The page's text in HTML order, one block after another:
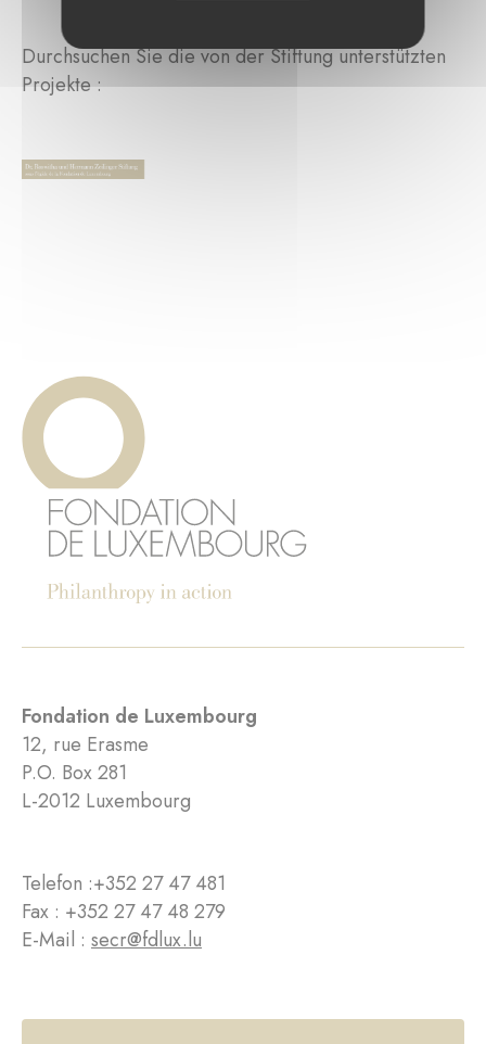
Durchsuchen Sie die von der Stiftung unterstützten
Projekte :
Fondation de Luxembourg
12, rue Erasme
P.O. Box 281
L-2012 Luxembourg
Telefon :+352 27 47 481
Fax : +352 27 47 48 279
E-Mail : secr@fdlux.lu